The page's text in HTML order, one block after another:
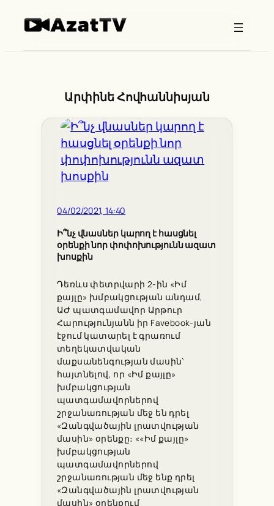
Արփինե Հովհաննիսյան
04/02/2021, 14:40
Ի՞նչ վնասներ կարող է հասցնել
օրենքի նոր փոփոխությունն ազատ
խոսքին
Դեռևս փետրվարի 2-ին «Իմ
քայլը» խմբակցության անդամ,
ԱԺ պատգամավոր Արթուր
Հարությունյանն իր Favebook-յան
էջում կատարել է գրառում
տեղեկատվական
մաքսանենգության մասին՝
հայտնելով, որ «Իմ քայլը»
խմբակցության
պատգամավորներով
շրջանառության մեջ են դրել
«Զանգվածային լրատվության
մասին» օրենքը։ ««Իմ քայլը»
խմբակցության
պատգամավորներով
շրջանառության մեջ ենք դրել
«Զանգվածային լրատվության
մասին» օրենքում